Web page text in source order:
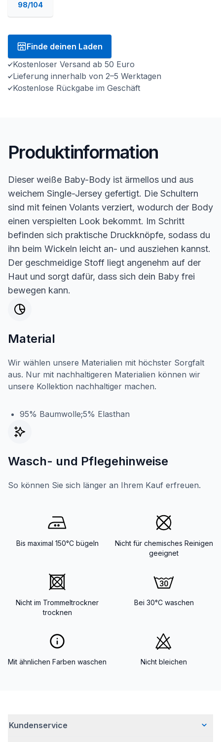
98/104
Finde deinen Laden
Kostenloser Versand ab 50 Euro
Lieferung innerhalb von 2–5 Werktagen
Kostenlose Rückgabe im Geschäft
Produktinformation
Dieser weiße Baby-Body ist ärmellos und aus
weichem Single-Jersey gefertigt. Die Schultern
sind mit feinen Volants verziert, wodurch der Body
einen verspielten Look bekommt. Im Schritt
befinden sich praktische Druckknöpfe, sodass du
ihn beim Wickeln leicht an- und ausziehen kannst.
Der geschmeidige Stoff liegt angenehm auf der
Haut und sorgt dafür, dass sich dein Baby frei
bewegen kann.
Material
Wir wählen unsere Materialien mit höchster Sorgfalt
aus. Nur mit nachhaltigeren Materialien können wir
unsere Kollektion nachhaltiger machen.
95% Baumwolle;5% Elasthan
Wasch- und Pflegehinweise
So können Sie sich länger an Ihrem Kauf erfreuen.
Bis maximal 150°C bügeln
Nicht für chemisches Reinigen
geeignet
Nicht im Trommeltrockner
trocknen
Bei 30°C waschen
Mit ähnlichen Farben waschen Nicht bleichen
Kundenservice